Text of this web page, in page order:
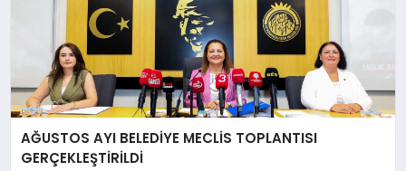
AĞUSTOS AYI BELEDİYE MECLİS TOPLANTISI
GERÇEKLEŞTİRİLDİ